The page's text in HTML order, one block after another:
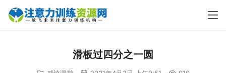
滑板过四分之一圆